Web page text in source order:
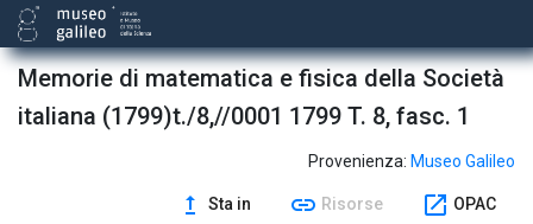
Memorie di matematica e fisica della Società
italiana (1799)t./8,//0001 1799 T. 8, fasc. 1
Provenienza: Museo Galileo
upgrade Sta in link Risorse open_in_new OPAC
Memoria intorno ad un uomo perfettamente bilingue e sulla
struttura delle parti più interne della lingua
Opposizioni d'Urano : osservate negli anni 1790, 91, 92
Sopra una nuova macchina per dividere una data retta in
sostenuto da tre e più appoggi in un piano orizzontale